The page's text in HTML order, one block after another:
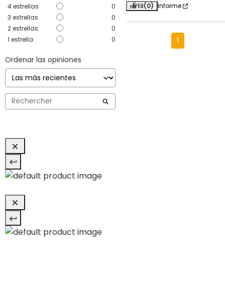
4estrellas
0
3 estrellas
0
2estrellas
0
1 estrella 0
Ordenar las opiniones
Útil(0) Informe
1